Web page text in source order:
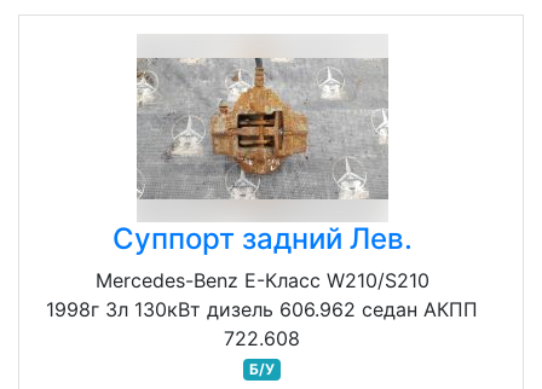
Суппорт задний Лев.
Mercedes-Benz E-Класс W210/S210
1998г 3л 130кВт дизель 606.962 седан АКПП
722.608
Б/У